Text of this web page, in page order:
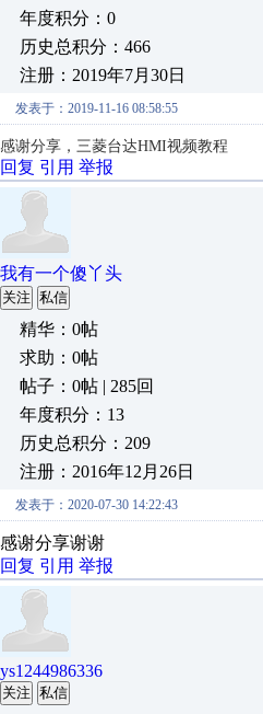
年度积分：0
历史总积分：466
注册：2019年7月30日
发表于：2019-11-16 08:58:55
感谢分享， 三菱台达HMI视频教程
回复 引用 举报
我有一个傻丫头
关注 私信
精华：0帖
求助：0帖
帖子：0帖 | 285回
年度积分：13
历史总积分：209
注册：2016年12月26日
发表于：2020-07-30 14:22:43
感谢分享谢谢
回复 引用 举报
ys1244986336
关注 私信